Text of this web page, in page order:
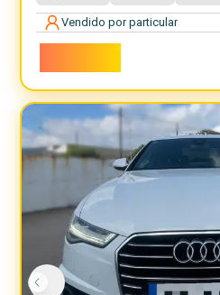
Vendido por particular